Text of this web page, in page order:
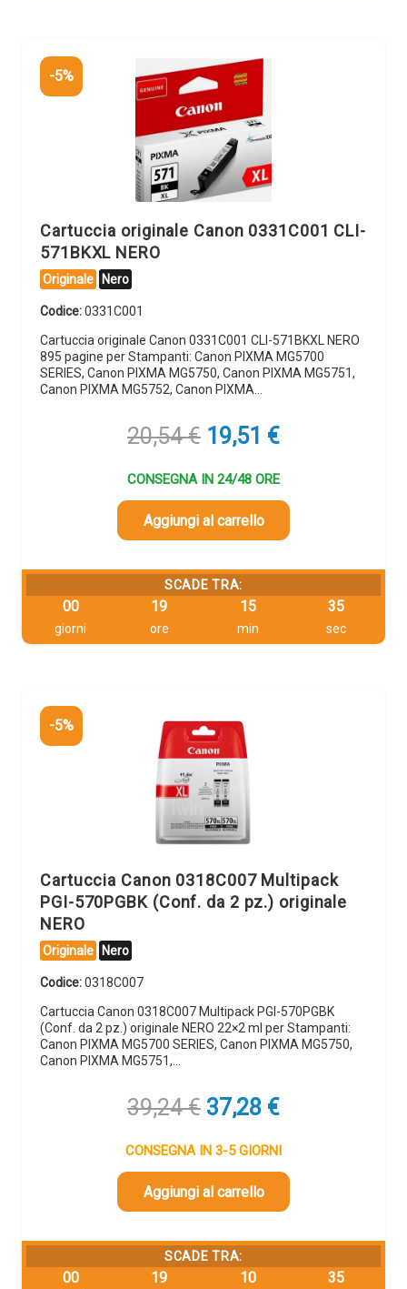
-5%
Cartuccia originale Canon 0331C001 CLI-
571BKXL NERO
Originale Nero
Codice:0331C001
Cartuccia originale Canon 0331C001 CLI-571BKXL NERO
895 pagine per Stampanti: Canon PIXMA MG5700
SERIES, Canon PIXMA MG5750, Canon PIXMA MG5751,
Canon PIXMA MG5752, Canon PIXMA…
20,54€ Il
originale
era:
20,54 €.
19,51 €Il
attuale
è:
CONSEGNA IN 24/48 ORE
Aggiungi al carrello
SCADE TRA:
00
giorni
19
ore
15
min
34
sec
-5%
Cartuccia Canon 0318C007 Multipack
PGI-570PGBK (Conf. da 2 pz.) originale
NERO
Originale Nero
Codice:0318C007
Cartuccia Canon 0318C007 Multipack PGI-570PGBK
(Conf. da 2 pz.) originale NERO 22×2 ml per Stampanti:
Canon PIXMA MG5700 SERIES, Canon PIXMA MG5750,
Canon PIXMA MG5751,…
39,24€ Il
originale
era:
39,24 €.
37,28 €Il
attuale
è:
CONSEGNA IN 3-5 GIORNI
Aggiungi al carrello
SCADE TRA:
00 19 10 34